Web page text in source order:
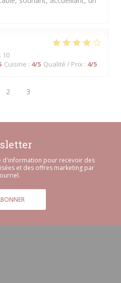
10
Cuisine : 4/5 Qualité / Prix : 4/5
2 3
*
d'information pour recevoir des
et des offres marketing par